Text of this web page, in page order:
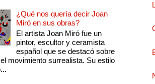
¿Qué nos quería decir Joan
Miró en sus obras?
El artista Joan Miró fue un
pintor, escultor y ceramista
español que se destacó sobre
movimiento surrealista. Su estilo